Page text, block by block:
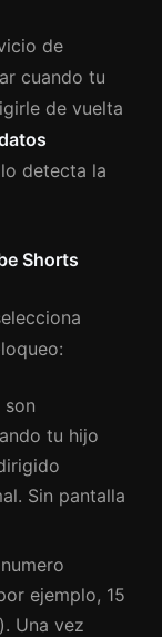
de
cuando tu
de vuelta
detecta la
Shorts
son
tu hijo
Sin pantalla
ejemplo, 15
Una vez